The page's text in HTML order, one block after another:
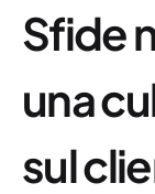
Sfide
una
sul